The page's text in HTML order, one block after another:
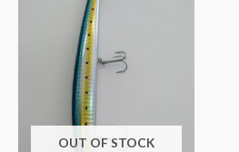
OUT OF STOCK